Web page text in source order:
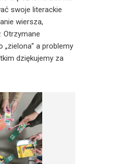
swoje literackie
wiersza,
Otrzymane
a problemy
dziękujemy za